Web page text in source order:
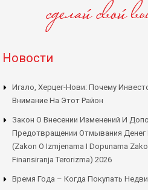
Новости
Игало, Херцег-Нови: Почему
Внимание На Этот Район
Закон О Внесении Изменений И
Предотвращении Отмывания Денег
(Zakon O Izmjenama I Dopunama
Finansiranja Terorizma) 2026
Время Года – Когда Покупать